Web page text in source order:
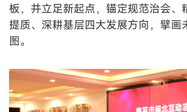
板，并立足新起点，锚定规范治会、
提质、深耕基层四大发展方向，擘画
图。